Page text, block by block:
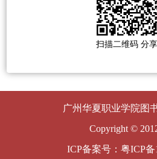
扫描二维码 分
广州华夏职业学院图
Copyright ©
ICP备案号：粤ICP备